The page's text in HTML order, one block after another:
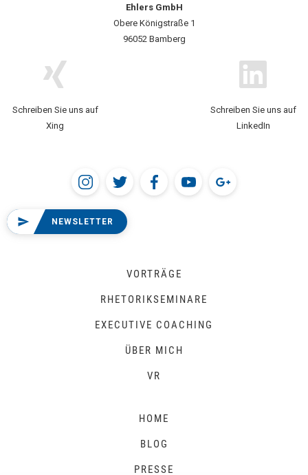
Ehlers GmbH
Obere Königstraße 1
96052 Bamberg
Schreiben Sie uns auf
Xing
Schreiben Sie uns auf
LinkedIn
NEWSLETTER
HOME
VORTRÄGE
RHETORIKSEMINARE
EXECUTIVE COACHING
ÜBER MICH
VR
BLOG
PRESSE